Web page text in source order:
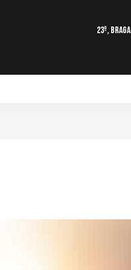
23º, Braga